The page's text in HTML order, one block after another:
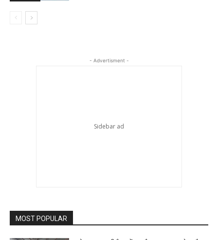
- Advertisment -
MOST POPULAR